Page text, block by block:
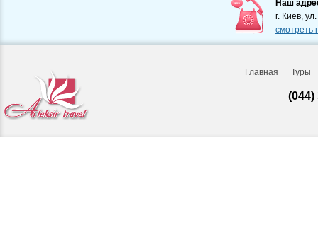
Наш
г. Киев,
смотреть
Главная Туры
(044)